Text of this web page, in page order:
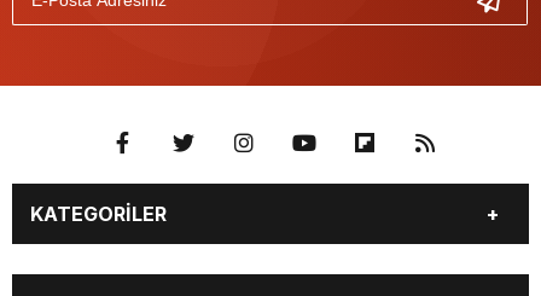
KATEGORİLER
BİYOGRAFİLER DÜNYA